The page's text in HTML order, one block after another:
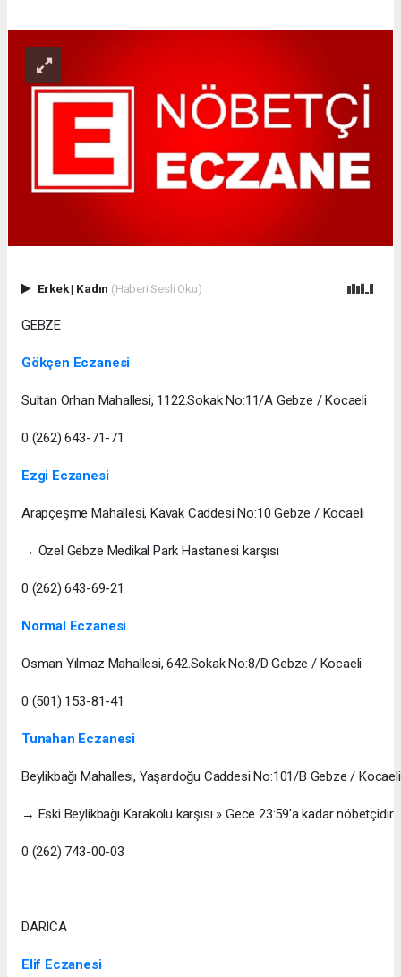
Erkek| Kadın (Haberi Sesli Oku)
GEBZE
Gökçen Eczanesi
Sultan Orhan Mahallesi, 1122.Sokak No:11/A Gebze / Kocaeli
0 (262) 643-71-71
Ezgi Eczanesi
Arapçeşme Mahallesi, Kavak Caddesi No:10 Gebze / Kocaeli
→ Özel Gebze Medikal Park Hastanesi karşısı
0 (262) 643-69-21
Normal Eczanesi
Osman Yılmaz Mahallesi, 642.Sokak No:8/D Gebze / Kocaeli
0 (501) 153-81-41
Tunahan Eczanesi
Beylikbağı Mahallesi, Yaşardoğu Caddesi No:101/B Gebze / Kocaeli
→ Eski Beylikbağı Karakolu karşısı » Gece 23:59'a kadar nöbetçidir
0 (262) 743-00-03
DARICA
Elif Eczanesi